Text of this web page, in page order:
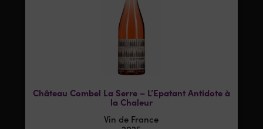
Château Combel La Serre – L’Epatant Antidote à
la Chaleur
Vin de France